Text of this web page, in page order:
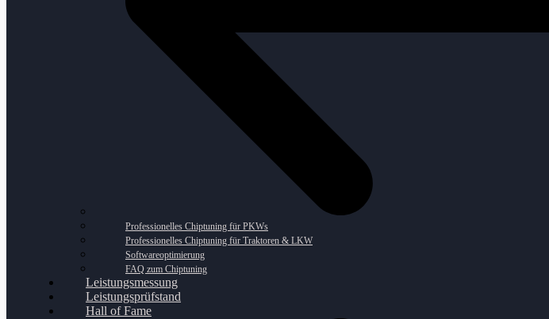
Professionelles Chiptuning für PKWs
Professionelles Chiptuning für Traktoren & LKW
Softwareoptimierung
FAQ zum Chiptuning
Leistungsmessung
Leistungsprüfstand
Hall of Fame